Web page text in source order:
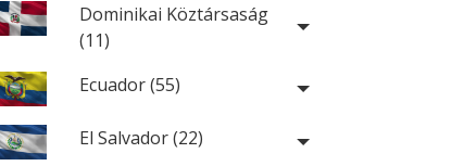
Dominikai Köztársaság
(11)
Ecuador (55)
El Salvador (22)